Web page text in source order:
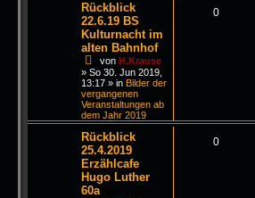
Rückblick
22.6.19 BS
Kulturnacht im
alten Bahnhof
von H.Krause
» So 30. Jun 2019,
13:17 » in Bilder der
vergangenen
Veranstaltungen ab
dem Jahr 2019
0
Rückblick
25.4.2019
Erzählcafe
Hugo Luther
60a
0